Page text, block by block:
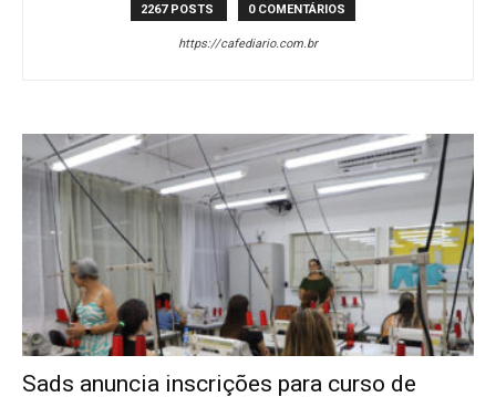
2267 POSTS 0 COMENTÁRIOS
https://cafediario.com.br
Sads anuncia inscrições para curso de